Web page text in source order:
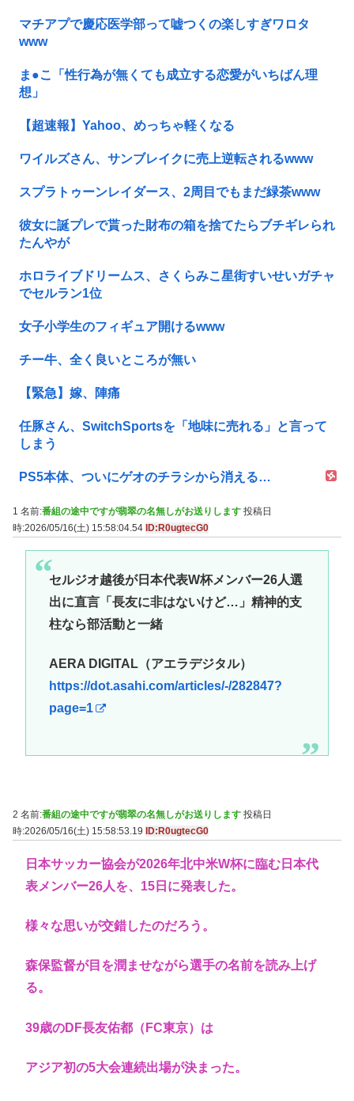
マチアプで慶応医学部って嘘つくの楽しすぎワロタ
www
ま●こ「性行為が無くても成立する恋愛がいちばん理
想」
【超速報】Yahoo、めっちゃ軽くなる
ワイルズさん、サンブレイクに売上逆転されるwww
スプラトゥーンレイダース、2周目でもまだ緑茶www
彼女に誕プレで貰った財布の箱を捨てたらブチギレられ
たんやが
ホロライブドリームス、さくらみこ星街すいせいガチャ
でセルラン1位
女子小学生のフィギュア開けるwww
チー牛、全く良いところが無い
【緊急】嫁、陣痛
任豚さん、SwitchSportsを「地味に売れる」と言って
しまう
PS5本体、ついにゲオのチラシから消える…
1 名前:番組の途中ですが翡翠の名無しがお送りします 投稿日
時:2026/05/16(土) 15:58:04.54 ID:R0ugtecG0
セルジオ越後が日本代表W杯メンバー26人選
出に直言「長友に非はないけど…」精神的支
柱なら部活動と一緒
AERA DIGITAL（アエラデジタル）
https://dot.asahi.com/articles/-/282847?
page=1
2 名前:番組の途中ですが翡翠の名無しがお送りします 投稿日
時:2026/05/16(土) 15:58:53.19 ID:R0ugtecG0
日本サッカー協会が2026年北中米W杯に臨む日本代
表メンバー26人を、15日に発表した。
様々な思いが交錯したのだろう。
森保監督が目を潤ませながら選手の名前を読み上げ
る。
39歳のDF長友佑都（FC東京）は
アジア初の5大会連続出場が決まった。